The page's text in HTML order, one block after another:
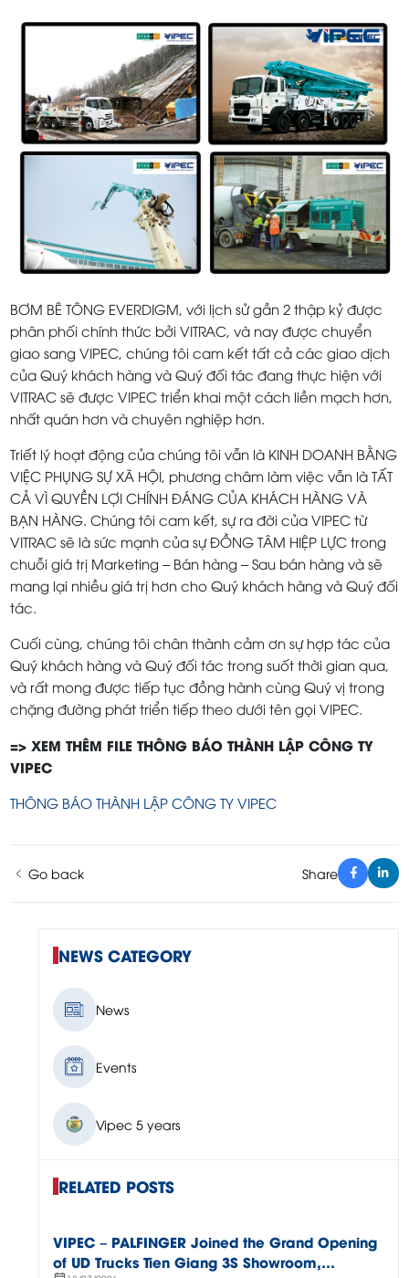
BƠM BÊ TÔNG EVERDIGM, với lịch sử gần 2 thập kỷ được
phân phối chính thức bởi VITRAC, và nay được chuyển
giao sang VIPEC, chúng tôi cam kết tất cả các giao dịch
của Quý khách hàng và Quý đối tác đang thực hiện với
VITRAC sẽ được VIPEC triển khai một cách liền mạch hơn,
nhất quán hơn và chuyên nghiệp hơn.
Triết lý hoạt động của chúng tôi vẫn là KINH DOANH BẰNG
VIỆC PHỤNG SỰ XÃ HỘI, phương châm làm việc vẫn là TẤT
CẢ VÌ QUYỀN LỢI CHÍNH ĐÁNG CỦA KHÁCH HÀNG VÀ
BẠN HÀNG. Chúng tôi cam kết, sự ra đời của VIPEC từ
VITRAC sẽ là sức mạnh của sự ĐỒNG TÂM HIỆP LỰC trong
chuỗi giá trị Marketing – Bán hàng – Sau bán hàng và sẽ
mang lại nhiều giá trị hơn cho Quý khách hàng và Quý đối
tác.
Cuối cùng, chúng tôi chân thành cảm ơn sự hợp tác của
Quý khách hàng và Quý đối tác trong suốt thời gian qua,
và rất mong được tiếp tục đồng hành cùng Quý vị trong
chặng đường phát triển tiếp theo dưới tên gọi VIPEC.
=> XEM THÊM FILE THÔNG BÁO THÀNH LẬP CÔNG TY
VIPEC
THÔNG BÁO THÀNH LẬP CÔNG TY VIPEC
Go back Share
NEWS CATEGORY
News
Events
Vipec 5 years
RELATED POSTS
VIPEC – PALFINGER Joined the Grand Opening
of UD Trucks Tien Giang 3S Showroom,